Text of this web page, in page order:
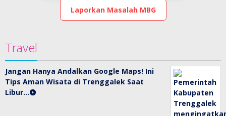
Laporkan Masalah MBG
Travel
Jangan Hanya Andalkan Google Maps! Ini
Tips Aman Wisata di Trenggalek Saat
Libur…